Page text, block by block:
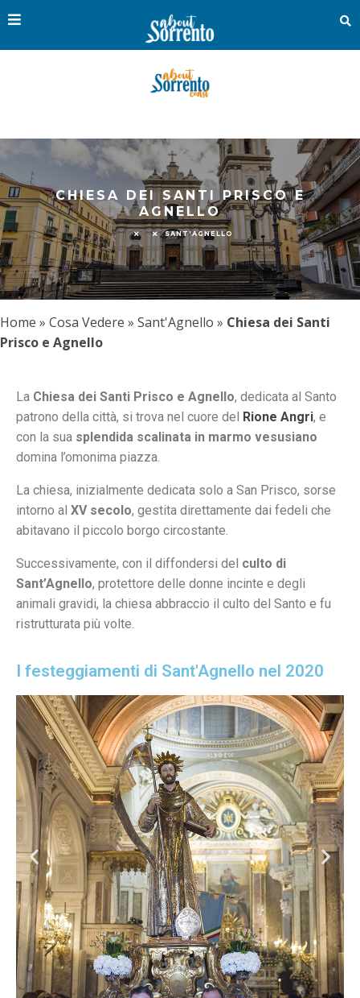
CHIESA DEI SANTI PRISCO E
AGNELLO
SANT'AGNELLO
Home » Cosa Vedere » Sant'Agnello » Chiesa dei Santi
Prisco e Agnello
La Chiesa dei Santi Prisco e Agnello, dedicata al Santo
patrono della città, si trova nel cuore del Rione Angri, e
con la sua splendida scalinata in marmo vesusiano
domina l’omonima piazza.
La chiesa, inizialmente dedicata solo a San Prisco, sorse
intorno al XV secolo, gestita direttamente dai fedeli che
abitavano il piccolo borgo circostante.
Successivamente, con il diffondersi del culto di
Sant’Agnello, protettore delle donne incinte e degli
animali gravidi, la chiesa abbraccio il culto del Santo e fu
ristrutturata più volte.
I festeggiamenti di Sant'Agnello nel 2020